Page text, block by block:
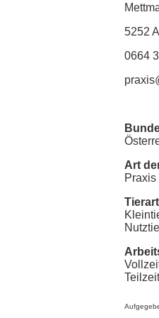
5252
0664
Art
Praxis
Teilzeit